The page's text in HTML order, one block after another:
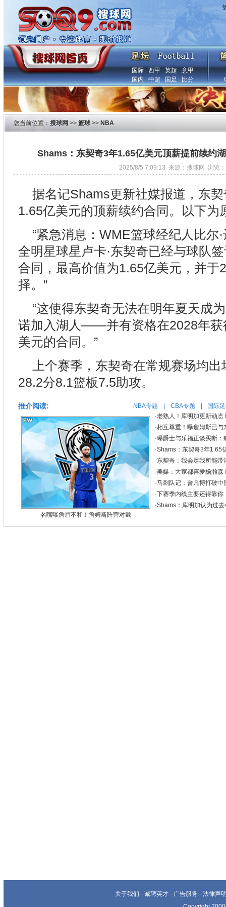
国际 西甲 英超
意甲
国内
中超 国足 比分
您当前位置： 搜球网 >> 篮球>> NBA
Shams：东契奇3年1.65亿美元顶薪提前续约
2025/8/5 7:09:13 来源：搜球网 浏览：
据名记Shams更新社媒报道，东
1.65亿美元的顶薪续约合同。以下为
“紧急消息：WME篮球经纪人比尔
全明星球星卢卡·东契奇已经与球队
合同，最高价值为1.65亿美元，并于
择。”
“这使得东契奇无法在明年夏天成
诺加入湖人——并有资格在2028年获
美元的合同。”
上个赛季，东契奇在常规赛场均
28.2分8.1篮板7.5助攻。
推介阅读: NBA专题 CBA专题 国际
名嘴曝詹眉不和！詹姆斯阵营对戴
·老熟人！库明加更新动态
·相互尊重！曝詹姆斯已与
·曝爵士与乐福正谈买断
·Shams：东契奇3年1.65
·东契奇：我会尽我所能
·美媒：大家都喜爱杨瀚森
·马刺队记：曾凡博打破中
·下赛季内线主要还得靠你
·Shams：库明加认为过
关于我们 - 诚聘英才 - 广告服务 - 法律声